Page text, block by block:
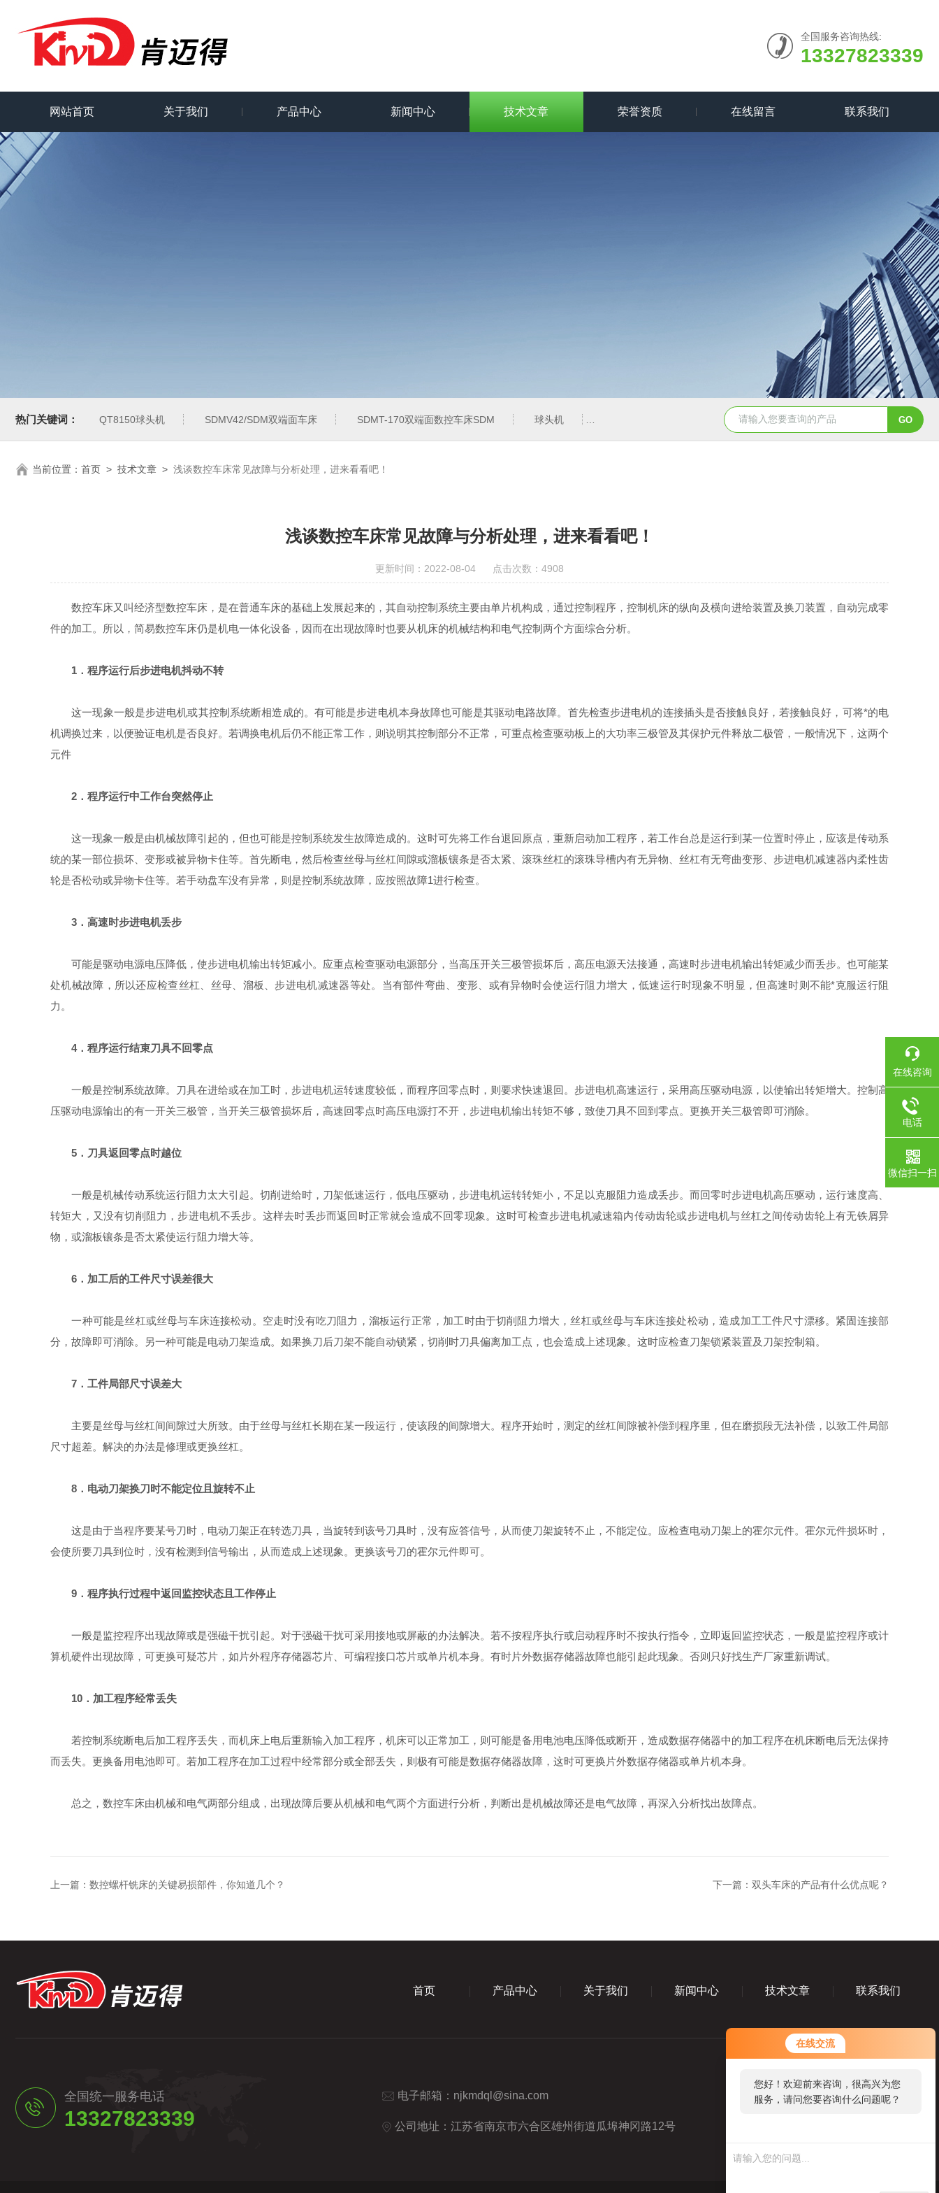
在线交流
您好！欢迎前来咨询，很高兴为您
服务，请问您要咨询什么问题呢？
全国服务咨询热线:
13327823339
网站首页 关于我们 产品中心 新闻中心 技术文章 荣誉资质 在线留言 联系我们
热门关键词： QT8150球头机 SDMV42/SDM双端面车床 SDMT-170双端面数控车床SDM 球头机 SDM25-03I/T6004I/T100-04I /T170-04I双端
当前位置： 首页 > 技术文章 > 浅谈数控车床常见故障与分析处理，进来看看吧！
浅谈数控车床常见故障与分析处理，进来看看吧！
更新时间：2022-08-04 点击次数：4908
数控车床又叫经济型数控车床，是在普通车床的基础上发展起来的，其自动控制系统主要由单片机构成，通过控制程序，控制机床的纵向及横向进给装置及换刀装置，自动完成零
件的加工。所以，简易数控车床仍是机电一体化设备，因而在出现故障时也要从机床的机械结构和电气控制两个方面综合分析。
1．程序运行后步进电机抖动不转
这一现象一般是步进电机或其控制系统断相造成的。有可能是步进电机本身故障也可能是其驱动电路故障。首先检查步进电机的连接插头是否接触良好，若接触良好，可将*的电
机调换过来，以便验证电机是否良好。若调换电机后仍不能正常工作，则说明其控制部分不正常，可重点检查驱动板上的大功率三极管及其保护元件释放二极管，一般情况下，这两个
元件
2．程序运行中工作台突然停止
这一现象一般是由机械故障引起的，但也可能是控制系统发生故障造成的。这时可先将工作台退回原点，重新启动加工程序，若工作台总是运行到某一位置时停止，应该是传动系
统的某一部位损坏、变形或被异物卡住等。首先断电，然后检查丝母与丝杠间隙或溜板镶条是否太紧、滚珠丝杠的滚珠导槽内有无异物、丝杠有无弯曲变形、步进电机减速器内柔性齿
轮是否松动或异物卡住等。若手动盘车没有异常，则是控制系统故障，应按照故障1进行检查。
3．高速时步进电机丢步
可能是驱动电源电压降低，使步进电机输出转矩减小。应重点检查驱动电源部分，当高压开关三极管损坏后，高压电源天法接通，高速时步进电机输出转矩减少而丢步。也可能某
处机械故障，所以还应检查丝杠、丝母、溜板、步进电机减速器等处。当有部件弯曲、变形、或有异物时会使运行阻力增大，低速运行时现象不明显，但高速时则不能*克服运行阻
力。
4．程序运行结束刀具不回零点
一般是控制系统故障。刀具在进给或在加工时，步进电机运转速度较低，而程序回零点时，则要求快速退回。步进电机高速运行，采用高压驱动电源，以使输出转矩增大。控制高
压驱动电源输出的有一开关三极管，当开关三极管损坏后，高速回零点时高压电源打不开，步进电机输出转矩不够，致使刀具不回到零点。更换开关三极管即可消除。
5．刀具返回零点时越位
一般是机械传动系统运行阻力太大引起。切削进给时，刀架低速运行，低电压驱动，步进电机运转转矩小，不足以克服阻力造成丢步。而回零时步进电机高压驱动，运行速度高、
转矩大，又没有切削阻力，步进电机不丢步。这样去时丢步而返回时正常就会造成不回零现象。这时可检查步进电机减速箱内传动齿轮或步进电机与丝杠之间传动齿轮上有无铁屑异
物，或溜板镶条是否太紧使运行阻力增大等。
6．加工后的工件尺寸误差很大
一种可能是丝杠或丝母与车床连接松动。空走时没有吃刀阻力，溜板运行正常，加工时由于切削阻力增大，丝杠或丝母与车床连接处松动，造成加工工件尺寸漂移。紧固连接部
分，故障即可消除。另一种可能是电动刀架造成。如果换刀后刀架不能自动锁紧，切削时刀具偏离加工点，也会造成上述现象。这时应检查刀架锁紧装置及刀架控制箱。
7．工件局部尺寸误差大
主要是丝母与丝杠间间隙过大所致。由于丝母与丝杠长期在某一段运行，使该段的间隙增大。程序开始时，测定的丝杠间隙被补偿到程序里，但在磨损段无法补偿，以致工件局部
尺寸超差。解决的办法是修理或更换丝杠。
8．电动刀架换刀时不能定位且旋转不止
这是由于当程序要某号刀时，电动刀架正在转选刀具，当旋转到该号刀具时，没有应答信号，从而使刀架旋转不止，不能定位。应检查电动刀架上的霍尔元件。霍尔元件损坏时，
会使所要刀具到位时，没有检测到信号输出，从而造成上述现象。更换该号刀的霍尔元件即可。
9．程序执行过程中返回监控状态且工作停止
一般是监控程序出现故障或是强磁干扰引起。对于强磁干扰可采用接地或屏蔽的办法解决。若不按程序执行或启动程序时不按执行指令，立即返回监控状态，一般是监控程序或计
算机硬件出现故障，可更换可疑芯片，如片外程序存储器芯片、可编程接口芯片或单片机本身。有时片外数据存储器故障也能引起此现象。否则只好找生产厂家重新调试。
10．加工程序经常丢失
若控制系统断电后加工程序丢失，而机床上电后重新输入加工程序，机床可以正常加工，则可能是备用电池电压降低或断开，造成数据存储器中的加工程序在机床断电后无法保持
而丢失。更换备用电池即可。若加工程序在加工过程中经常部分或全部丢失，则极有可能是数据存储器故障，这时可更换片外数据存储器或单片机本身。
总之，数控车床由机械和电气两部分组成，出现故障后要从机械和电气两个方面进行分析，判断出是机械故障还是电气故障，再深入分析找出故障点。
上一篇： 数控螺杆铣床的关键易损部件，你知道几个？ 下一篇： 双头车床的产品有什么优点呢？
首页 产品中心 关于我们 新闻中心 技术文章 联系我们
全国统一服务电话
13327823339
电子邮箱： njkmdql@sina.com
公司地址：江苏省南京市六合区雄州街道瓜埠神冈路12号
在线咨询
电话
微信扫一扫